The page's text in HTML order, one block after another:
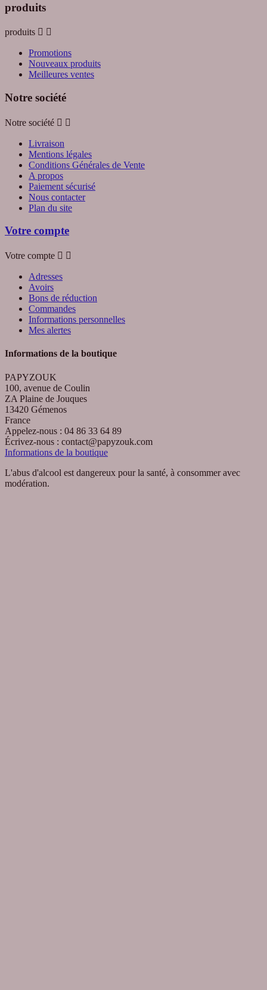
produits
produits  
Promotions
Nouveaux produits
Meilleures ventes
Notre société
Notre société  
Livraison
Mentions légales
Conditions Générales de Vente
A propos
Paiement sécurisé
Nous contacter
Plan du site
Votre compte
Votre compte  
Adresses
Avoirs
Bons de réduction
Commandes
Informations personnelles
Mes alertes
Informations de la boutique
PAPYZOUK
100, avenue de Coulin
ZA Plaine de Jouques
13420 Gémenos
France
Appelez-nous : 04 86 33 64 89
Écrivez-nous : contact@papyzouk.com
Informations de la boutique
L'abus d'alcool est dangereux pour la santé, à consommer avec
modération.